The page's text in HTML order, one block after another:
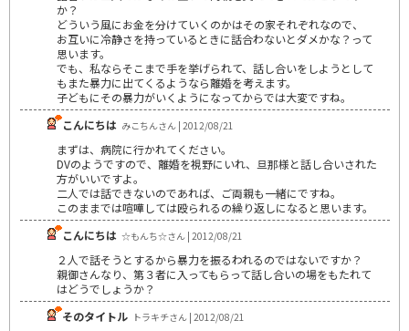
か？
どういう風にお金を分けていくのかはその家それぞれなので、
お互いに冷静さを持っているときに話合わないとダメかな？って
思います。
でも、私ならそこまで手を挙げられて、話し合いをしようとして
もまた暴力に出てくるようなら離婚を考えます。
子どもにその暴力がいくようになってからでは大変ですね。
こんにちは みこちんさん | 2012/08/21
まずは、病院に行かれてください。
DVのようですので、離婚を視野にいれ、旦那様と話し合いされた
方がいいですよ。
二人では話できないのであれば、ご両親も一緒にですね。
このままでは喧嘩しては殴られるの繰り返しになると思います。
こんにちは ☆もんち☆さん | 2012/08/21
２人で話そうとするから暴力を振るわれるのではないですか？
親御さんなり、第３者に入ってもらって話し合いの場をもたれて
はどうでしょうか？
そのタイトル トラキチさん | 2012/08/21